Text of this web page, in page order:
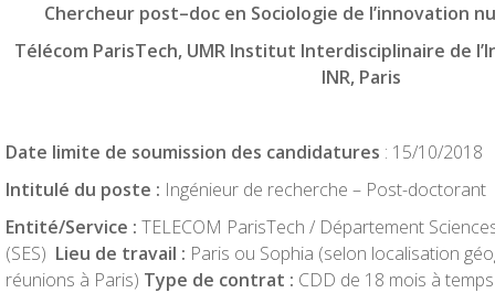
Chercheur post–doc en Sociologie de l’innovation nu
Télécom ParisTech, UMRInstitut Interdisciplinaire de l’I
INR, Paris
Date limite de soumission des candidatures : 15/10/2018
Intitulé du poste : Ingénieur de recherche – Post-doctorant
Entité/Service : TELECOM ParisTech / Département
(SES) Lieu de travail : Paris ou Sophia (selon localisation
réunions à Paris) Type de contrat : CDD de 18 mois à